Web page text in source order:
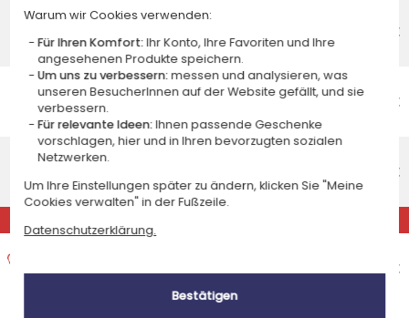
Economy-Versand an einen Paketshop
Mittwoch 12 August 2026
4,95 €
Economy-Versand nach Hause
Voraussichtliches Lieferdatum
Freitag 14 August 2026
4,95 €
Standardlieferung nach Hause
Montag 10 August 2026
8,95 €
Freitag 7 August 2026
14,95 €
Warum wir Cookies verwenden:
Für Ihren Komfort:Ihr Konto, Ihre Favoriten und Ihre
angesehenen Produkte speichern.
Um uns zu verbessern:messen und analysieren, was
unseren BesucherInnen auf der Website gefällt, und sie
verbessern.
Für relevante Ideen:Ihnen passende Geschenke
vorschlagen, hier und in Ihren bevorzugten sozialen
Netzwerken.
Um Ihre Einstellungen später zu ändern, klicken Sie "Meine
Cookies verwalten" in der Fußzeile.
Datenschutzerklärung.
Bestätigen